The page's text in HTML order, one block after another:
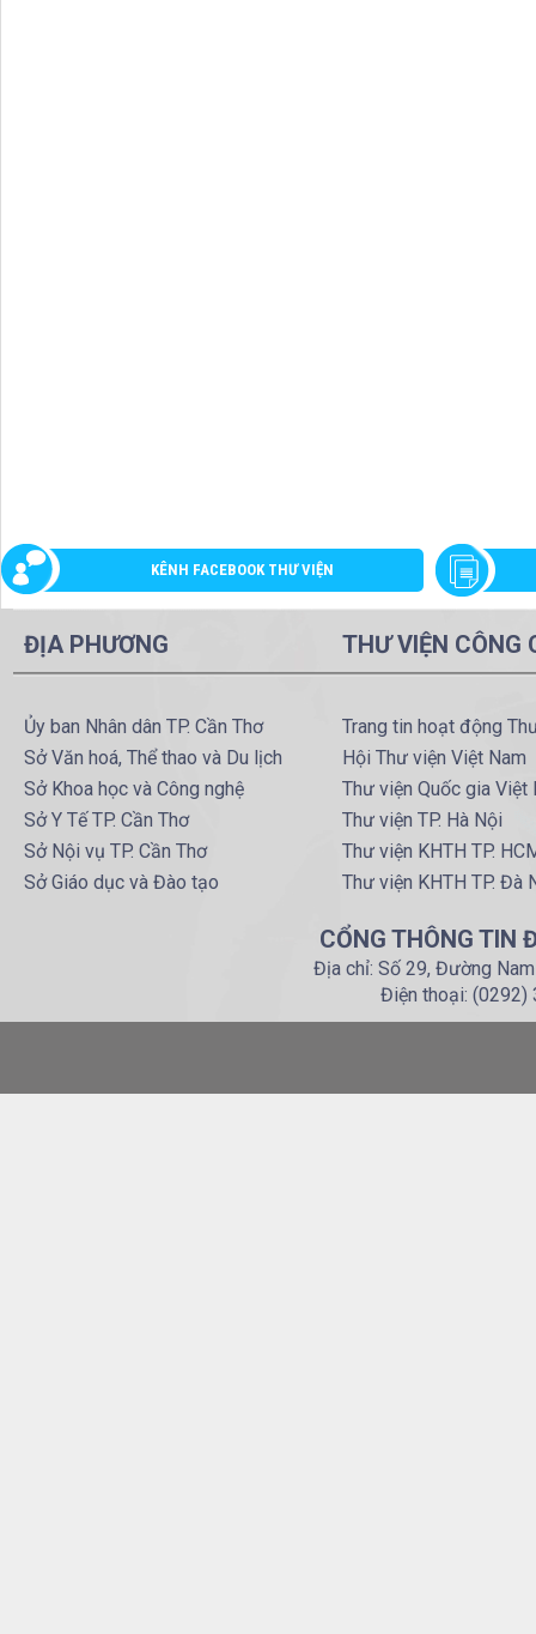
KÊNH FACEBOOK THƯ VIỆN
ĐỊA PHƯƠNG
Ủy ban Nhân dân TP. Cần Thơ
Sở Văn hoá, Thể thao và Du lịch
Sở Khoa học và Công nghệ
Sở Y Tế TP. Cần Thơ
Sở Nội vụ TP. Cần Thơ
Sở Giáo dục và Đào tạo
THƯ VIỆN CÔNG
Trang tin hoạt động
Hội Thư viện Việt Nam
Thư viện Quốc gia Việt
Thư viện TP. Hà Nội
Thư viện KHTH TP.
Thư viện KHTH TP. Đà
CỔNG THÔNG TIN
Địa chỉ: Số 29, Đường
Điện thoại: (0292)